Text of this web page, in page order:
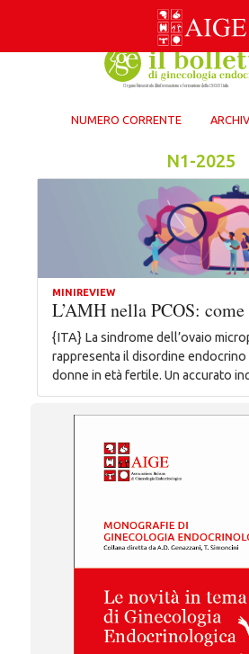
NUMERO CORRENTE
N1-2025
MINIREVIEW
L’AMH nella PCOS:
{ITA} La sindrome dell’ovaio
rappresenta il disordine
donne in età fertile. Un accurato